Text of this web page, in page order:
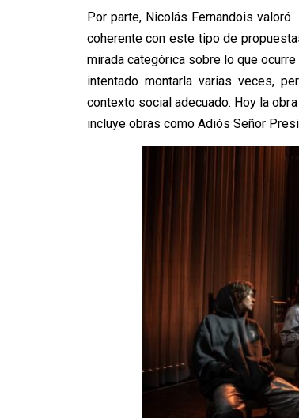
Por parte, Nicolás Fernandois valoró
coherente con este tipo de
mirada categórica sobre lo que
intentado montarla varias veces,
contexto social adecuado. Hoy la
incluye obras como Adiós Señor